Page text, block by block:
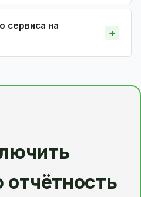
сервиса на
отчётность